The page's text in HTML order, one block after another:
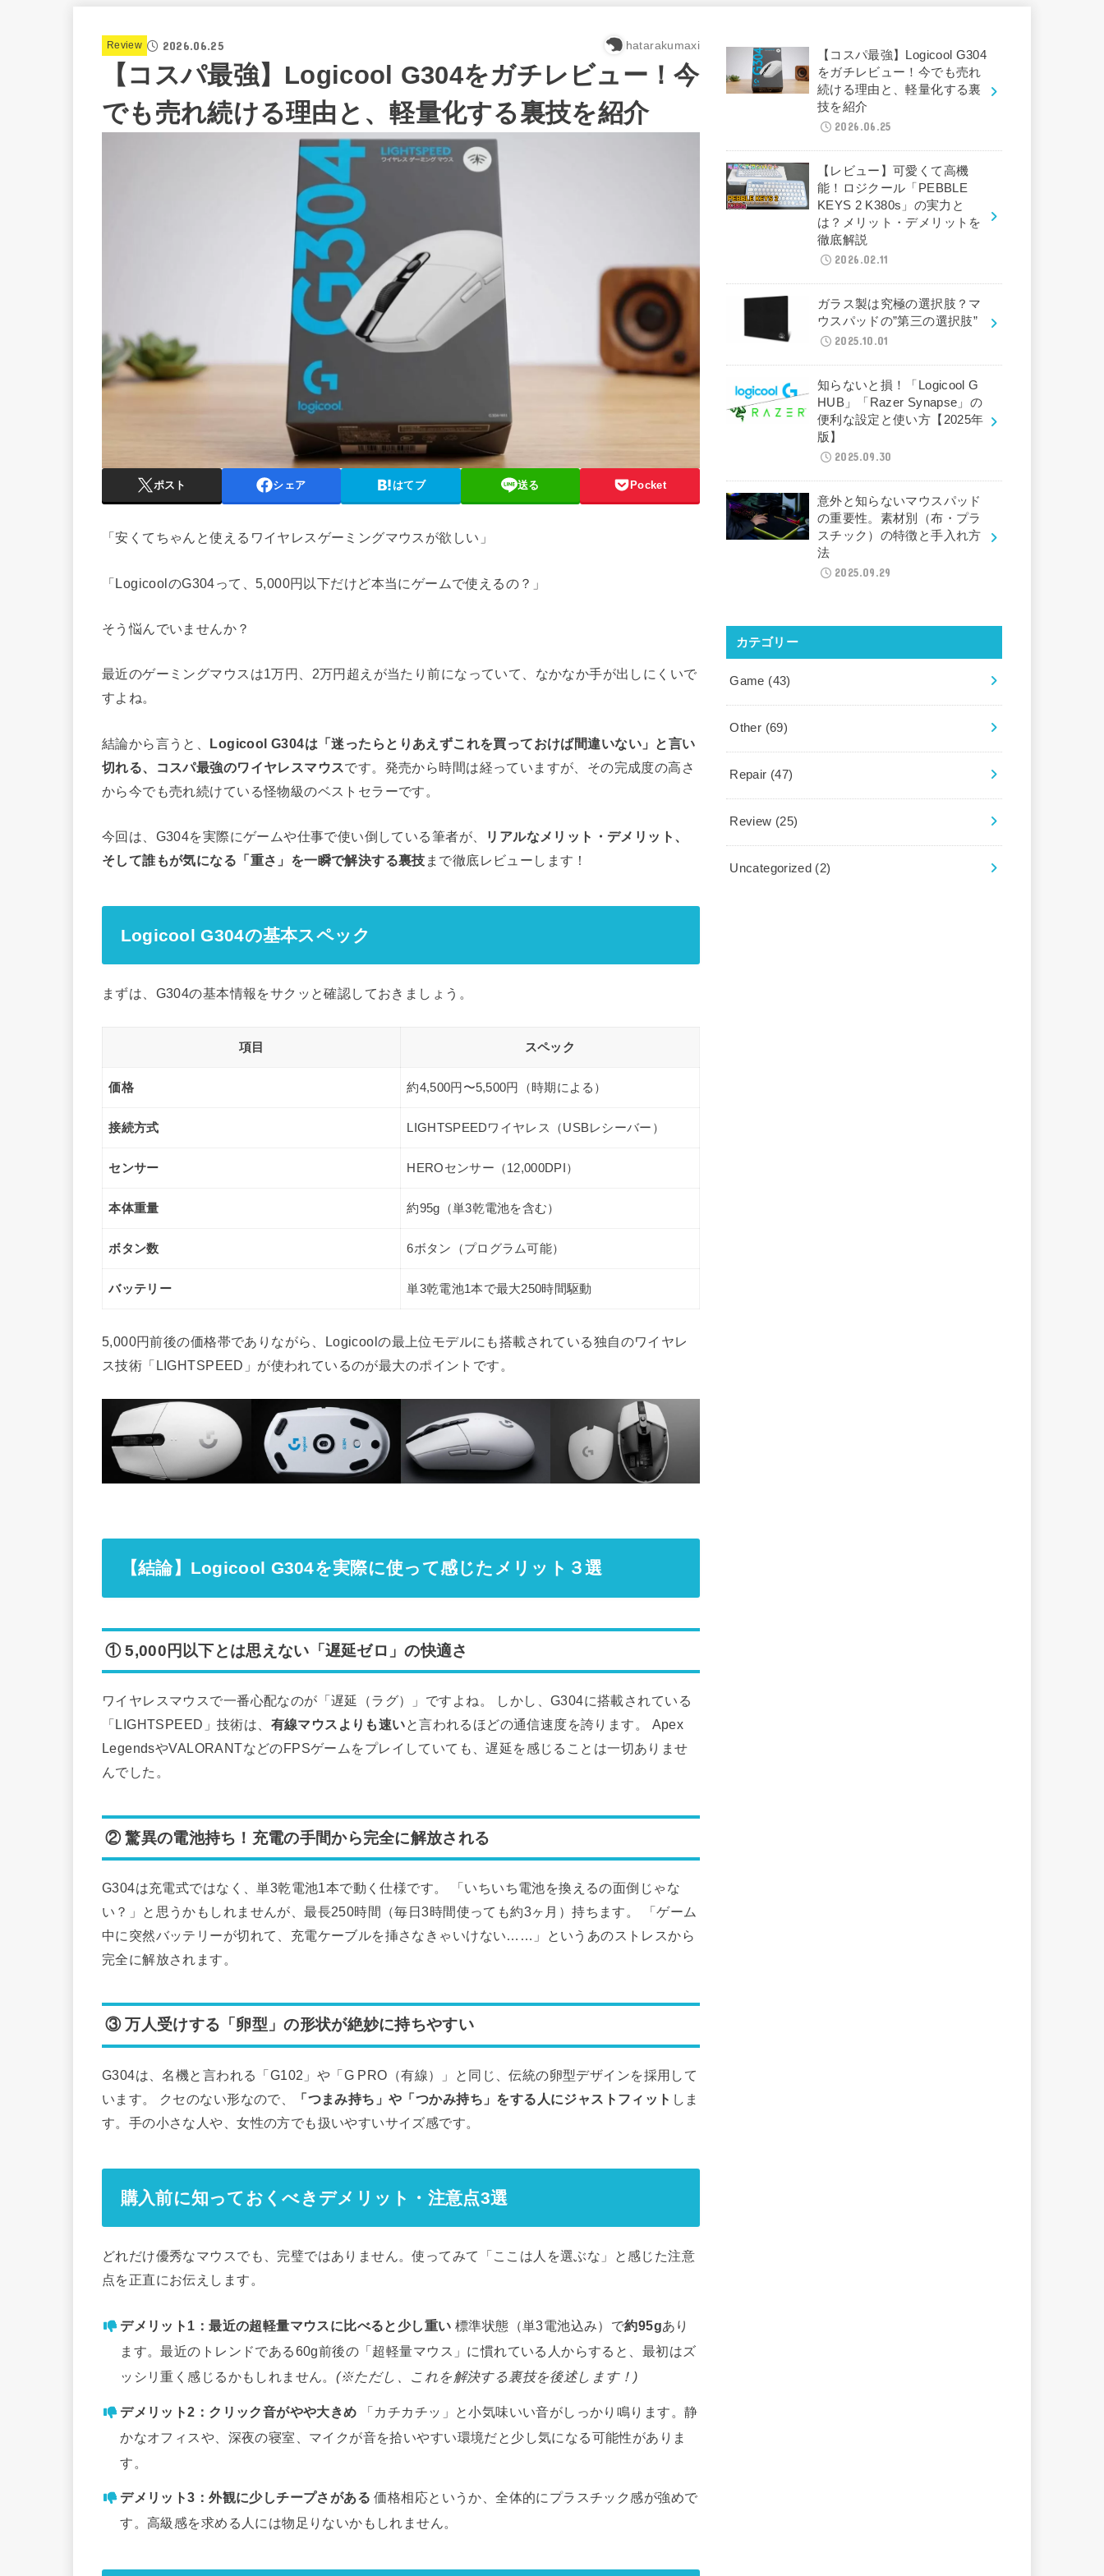
Review 2026.06.25 hatarakumaxi
【コスパ最強】Logicool G304をガチレビュー！今
でも売れ続ける理由と、軽量化する裏技を紹介
ポスト シェア はてブ 送る Pocket
「安くてちゃんと使えるワイヤレスゲーミングマウスが欲しい」
「LogicoolのG304って、5,000円以下だけど本当にゲームで使えるの？」
そう悩んでいませんか？
最近のゲーミングマウスは1万円、2万円超えが当たり前になっていて、なかなか手が出しにくいで
すよね。
結論から言うと、 Logicool G304は「迷ったらとりあえずこれを買っておけば間違いない」と言い
切れる、コスパ最強のワイヤレスマウスです。発売から時間は経っていますが、その完成度の高さ
から今でも売れ続けている怪物級のベストセラーです。
今回は、G304を実際にゲームや仕事で使い倒している筆者が、
リアルなメリット・デメリット、
そして誰もが気になる「重さ」を一瞬で解決する裏技 まで徹底レビューします！
Logicool G304の基本スペック
まずは、G304の基本情報をサクッと確認しておきましょう。
項目 スペック
価格 約4,500円〜5,500円（時期による）
接続方式 LIGHTSPEEDワイヤレス（USBレシーバー）
センサー HEROセンサー（12,000DPI）
本体重量 約95g（単3乾電池を含む）
ボタン数 6ボタン（プログラム可能）
バッテリー 単3乾電池1本で最大250時間駆動
5,000円前後の価格帯でありながら、Logicoolの最上位モデルにも搭載されている独自のワイヤレ
ス技術「LIGHTSPEED」が使われているのが最大のポイントです。
【結論】Logicool G304を実際に使って感じたメリット３選
① 5,000円以下とは思えない「遅延ゼロ」の快適さ
ワイヤレスマウスで一番心配なのが「遅延（ラグ）」ですよね。 しかし、G304に搭載されている
「LIGHTSPEED」技術は、 有線マウスよりも速いと言われるほどの通信速度を誇ります。 Apex
LegendsやVALORANTなどのFPSゲームをプレイしていても、遅延を感じることは一切ありませ
んでした。
② 驚異の電池持ち！充電の手間から完全に解放される
G304は充電式ではなく、単3乾電池1本で動く仕様です。 「いちいち電池を換えるの面倒じゃな
い？」と思うかもしれませんが、最長250時間（毎日3時間使っても約3ヶ月）持ちます。 「ゲーム
中に突然バッテリーが切れて、充電ケーブルを挿さなきゃいけない……」というあのストレスから
完全に解放されます。
③ 万人受けする「卵型」の形状が絶妙に持ちやすい
G304は、名機と言われる「G102」や「G PRO（有線）」と同じ、伝統の卵型デザインを採用して
います。 クセのない形なので、
「つまみ持ち」や「つかみ持ち」をする人にジャストフィット しま
す。手の小さな人や、女性の方でも扱いやすいサイズ感です。
購入前に知っておくべきデメリット・注意点3選
どれだけ優秀なマウスでも、完璧ではありません。使ってみて「ここは人を選ぶな」と感じた注意
点を正直にお伝えします。
デメリット1：最近の超軽量マウスに比べると少し重い 標準状態（単3電池込み）で約95gあり
ます。最近のトレンドである60g前後の「超軽量マウス」に慣れている人からすると、最初はズ
ッシリ重く感じるかもしれません。 (※ただし、これを解決する裏技を後述します！)
デメリット2：クリック音がやや大きめ 「カチカチッ」と小気味いい音がしっかり鳴ります。静
かなオフィスや、深夜の寝室、マイクが音を拾いやすい環境だと少し気になる可能性がありま
す。
デメリット3：外観に少しチープさがある 価格相応というか、全体的にプラスチック感が強めで
す。高級感を求める人には物足りないかもしれません。
【コスパ最強】Logicool G304
をガチレビュー！今でも売れ
続ける理由と、軽量化する裏
技を紹介
2026.06.25
【レビュー】可愛くて高機
能！ロジクール「PEBBLE
KEYS 2 K380s」の実力と
は？メリット・デメリットを
徹底解説
2026.02.11
ガラス製は究極の選択肢？マ
ウスパッドの”第三の選択肢”
2025.10.01
知らないと損！「Logicool G
HUB」「Razer Synapse」の
便利な設定と使い方【2025年
版】
2025.09.30
意外と知らないマウスパッド
の重要性。素材別（布・プラ
スチック）の特徴と手入れ方
法
2025.09.29
カテゴリー
Game (43)
Other (69)
Repair (47)
Review (25)
Uncategorized (2)